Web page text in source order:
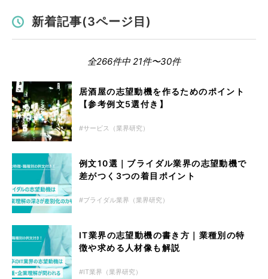
新着記事(3ページ目)
全266件中 21件〜30件
居酒屋の志望動機を作るためのポイント
【参考例文5選付き】
サービス（業界研究）
例文10選｜ブライダル業界の志望動機で
差がつく3つの着目ポイント
ブライダル業界（業界研究）
IT業界の志望動機の書き方｜業種別の特
徴や求める人材像も解説
IT業界（業界研究）